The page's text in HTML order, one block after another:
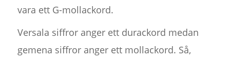
vara ett G-mollackord.
Versala siffror anger ett durackord medan
gemena siffror anger ett mollackord. Så,